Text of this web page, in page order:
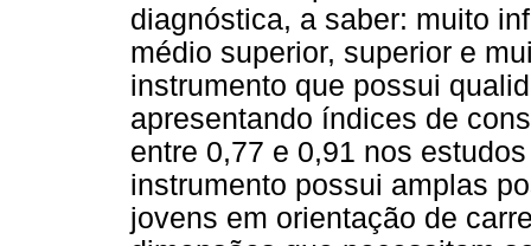
diagnóstica, a saber: muito
médio superior, superior e
instrumento que possui
apresentando índices de
entre 0,77 e 0,91 nos
instrumento possui amplas
jovens em orientação de